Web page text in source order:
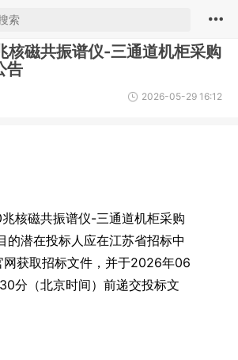
磁共振谱仪-三通道机柜采购
告
2026-05-29 16:12
核磁共振谱仪-三通道机柜采购
的潜在投标人应在江苏省招标中
网获取招标文件，并于2026年06
分（北京时间）前递交投标文